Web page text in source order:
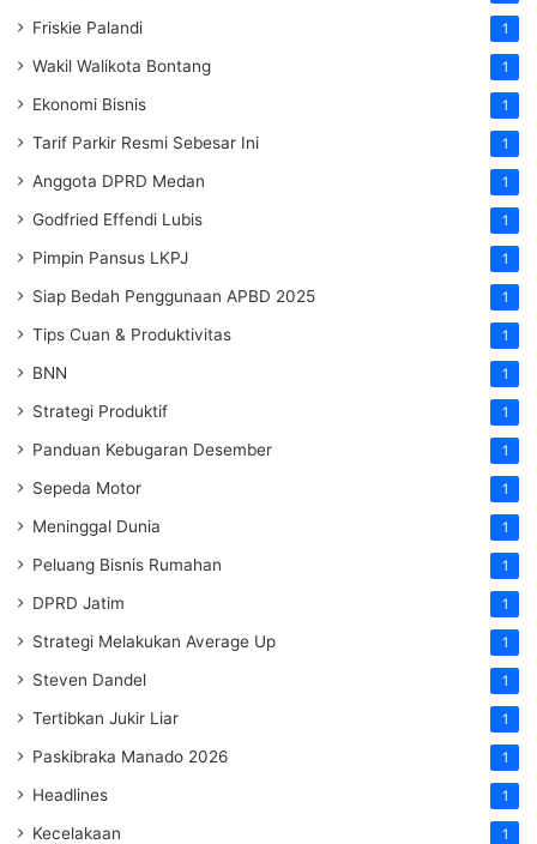
Friskie Palandi 1
Wakil Walikota Bontang 1
Ekonomi Bisnis 1
Tarif Parkir Resmi Sebesar Ini 1
Anggota DPRD Medan 1
Godfried Effendi Lubis 1
Pimpin Pansus LKPJ 1
Siap Bedah Penggunaan APBD 2025 1
Tips Cuan & Produktivitas 1
BNN 1
Strategi Produktif 1
Panduan Kebugaran Desember 1
Sepeda Motor 1
Meninggal Dunia 1
Peluang Bisnis Rumahan 1
DPRD Jatim 1
Strategi Melakukan Average Up 1
Steven Dandel 1
Tertibkan Jukir Liar 1
Paskibraka Manado 2026 1
Headlines 1
Kecelakaan 1